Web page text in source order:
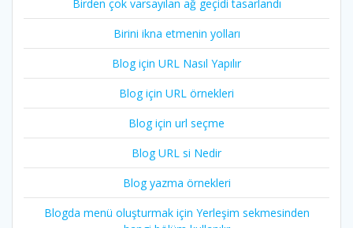
Birden çok varsayılan ağ geçidi tasarlandı
Birini ikna etmenin yolları
Blog için URL Nasıl Yapılır
Blog için URL örnekleri
Blog için url seçme
Blog URL si Nedir
Blog yazma örnekleri
Blogda menü oluşturmak için Yerleşim sekmesinden